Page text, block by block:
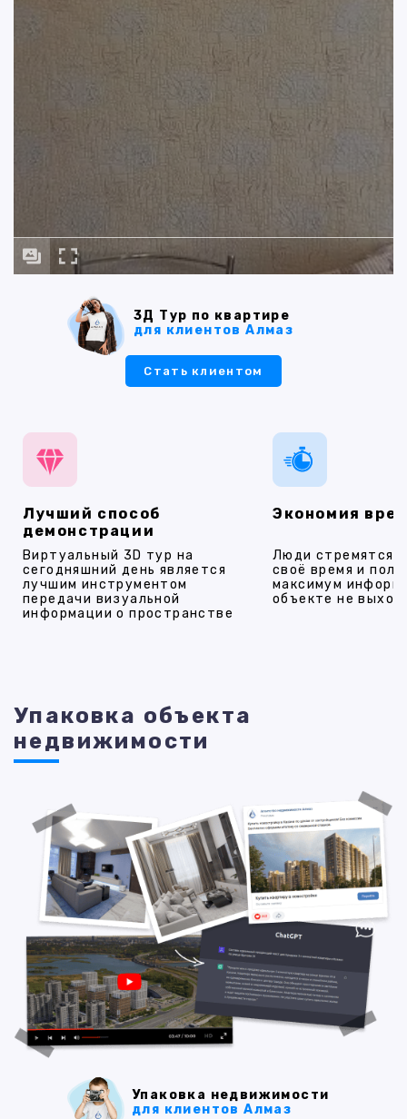
3Д Тур по квартире
для клиентов Алмаз
Стать клиентом
Лучший способ
демонстрации
Виртуальный 3D тур на
сегодняшний день является
лучшим инструментом
передачи визуальной
информации о пространстве
Экономия
Люди стремятся
своё время и
максимум
объекте не
Упаковка объекта
недвижимости
Упаковка недвижимости
для клиентов Алмаз